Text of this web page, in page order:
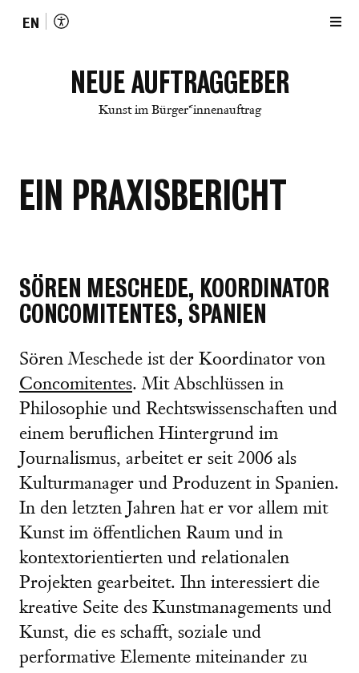
EN
NEUE AUFTRAGGEBER
Kunst im Bürger*innenauftrag
EIN PRAXISBERICHT
SÖREN MESCHEDE, KOORDINATOR
CONCOMITENTES, SPANIEN
Sören Meschede ist der Koordinator von
Concomitentes. Mit Abschlüssen in
Philosophie und Rechtswissenschaften und
einem beruflichen Hintergrund im
Journalismus, arbeitet er seit 2006 als
Kulturmanager und Produzent in Spanien.
In den letzten Jahren hat er vor allem mit
Kunst im öffentlichen Raum und in
kontextorientierten und relationalen
Projekten gearbeitet. Ihn interessiert die
kreative Seite des Kunstmanagements und
Kunst, die es schafft, soziale und
performative Elemente miteinander zu